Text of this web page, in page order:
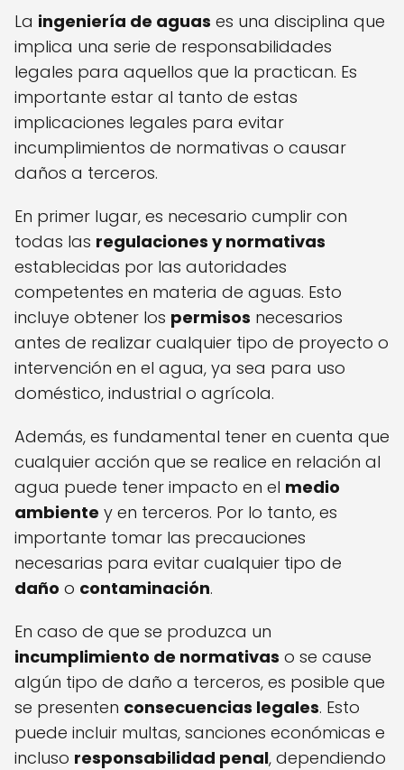
La ingeniería de aguas es una disciplina que
implica una serie de responsabilidades
legales para aquellos que la practican. Es
importante estar al tanto de estas
implicaciones legales para evitar
incumplimientos de normativas o causar
daños a terceros.
En primer lugar, es necesario cumplir con
todas las regulaciones y normativas
establecidas por las autoridades
competentes en materia de aguas. Esto
incluye obtener los permisos necesarios
antes de realizar cualquier tipo de proyecto o
intervención en el agua, ya sea para uso
doméstico, industrial o agrícola.
Además, es fundamental tener en cuenta que
cualquier acción que se realice en relación al
agua puede tener impacto en el medio
ambiente y en terceros. Por lo tanto, es
importante tomar las precauciones
necesarias para evitar cualquier tipo de
daño o contaminación.
En caso de que se produzca un
incumplimiento de normativas o se cause
algún tipo de daño a terceros, es posible que
se presenten consecuencias legales. Esto
puede incluir multas, sanciones económicas e
incluso responsabilidad penal, dependiendo